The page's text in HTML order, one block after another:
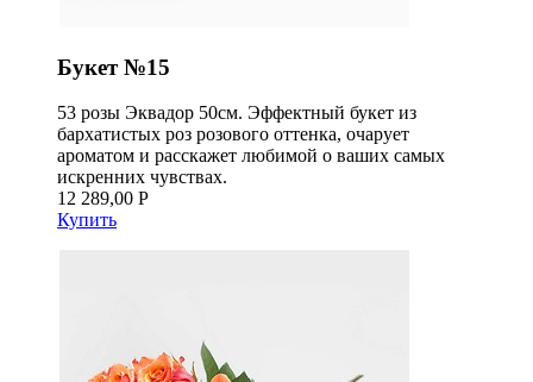
Букет №15
53 розы Эквадор 50см. Эффектный букет из
бархатистых роз розового оттенка, очарует
ароматом и расскажет любимой о ваших самых
искренних чувствах.
12 289,00 Р
Купить